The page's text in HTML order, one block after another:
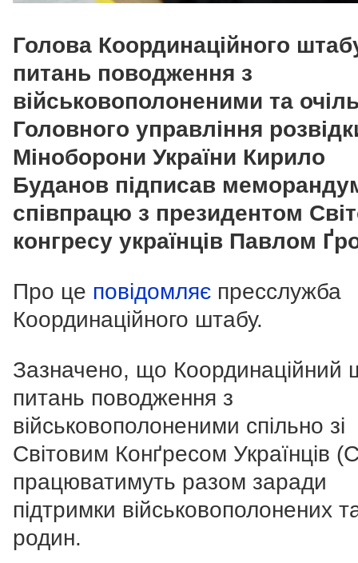
Голова Координаційного
питань поводження з
військовополоненими та
Головного управління
Міноборони України Кирило
Буданов підписав
співпрацю з президентом
конгресу українців Павлом
Про це повідомляє пресслужба
Координаційного штабу.
Зазначено, що Координаційний
питань поводження з
військовополоненими спільно зі
Світовим Конґресом Українців
працюватимуть разом заради
підтримки військовополонених та
родин.